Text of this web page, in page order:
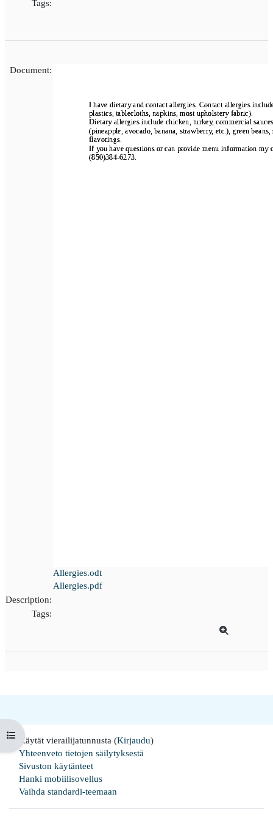
Avaa kurssisisältö
Tags:
Document:
Allergies.odt
Allergies.pdf
Description:
Tags:
Käytät vierailijatunnusta (Kirjaudu)
Yhteenveto tietojen säilytyksestä
Sivuston käytänteet
Hanki mobiilisovellus
Vaihda standardi-teemaan